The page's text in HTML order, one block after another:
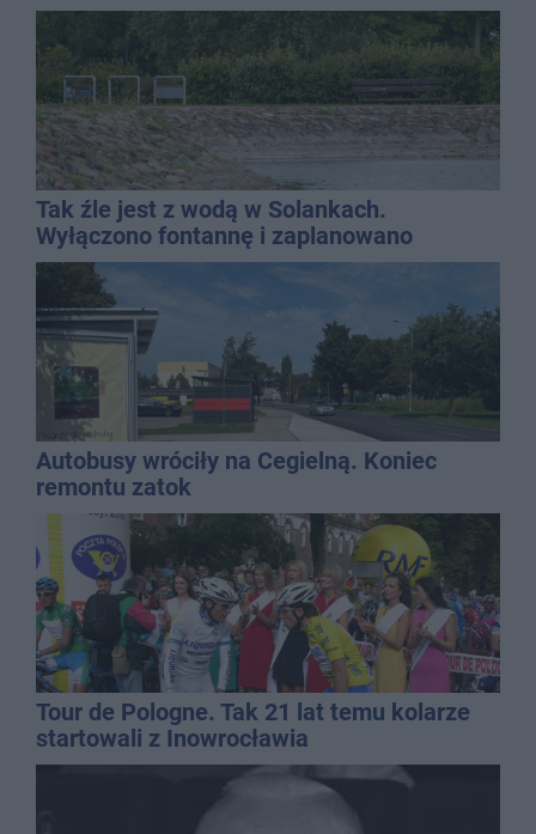
Tak źle jest z wodą w Solankach.
Wyłączono fontannę i zaplanowano
dolewkę
Autobusy wróciły na Cegielną. Koniec
remontu zatok
Tour de Pologne. Tak 21 lat temu kolarze
startowali z Inowrocławia